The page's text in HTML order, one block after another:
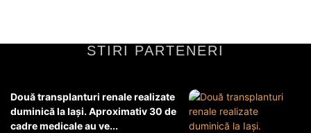
STIRI PARTENERI
Două transplanturi renale realizate
duminică la Iași. Aproximativ 30 de
cadre medicale au ve...